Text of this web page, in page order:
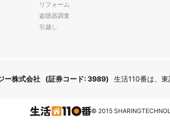
リフォーム
盗聴器調査
引越し
ー株式会社 (証券コード: 3989) 生活110番は、東
© 2015